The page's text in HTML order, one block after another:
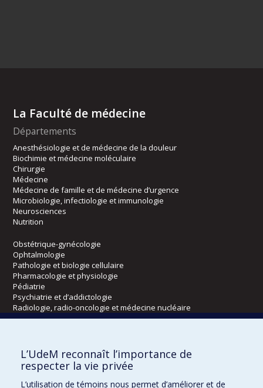
La Faculté de médecine
Départements
Anesthésiologie et de médecine de la douleur
Biochimie et médecine moléculaire
Chirurgie
Médecine
Médecine de famille et de médecine d’urgence
Microbiologie, infectiologie et immunologie
Neurosciences
Nutrition
Obstétrique-gynécologie
Ophtalmologie
Pathologie et biologie cellulaire
Pharmacologie et physiologie
Pédiatrie
Psychiatrie et d’addictologie
Radiologie, radio-oncologie et médecine nucléaire
Écoles
Kinésiologie et des sciences de l’activité physique
Orthophonie et audiologie
Réadaptation
L’UdeM reconnaît l’importance de
respecter la vie privée
L’utilisation de témoins nous permet d’améliorer et de